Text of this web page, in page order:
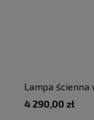
Lampa ścienna
- 16W, 220-
4 290,00 zł